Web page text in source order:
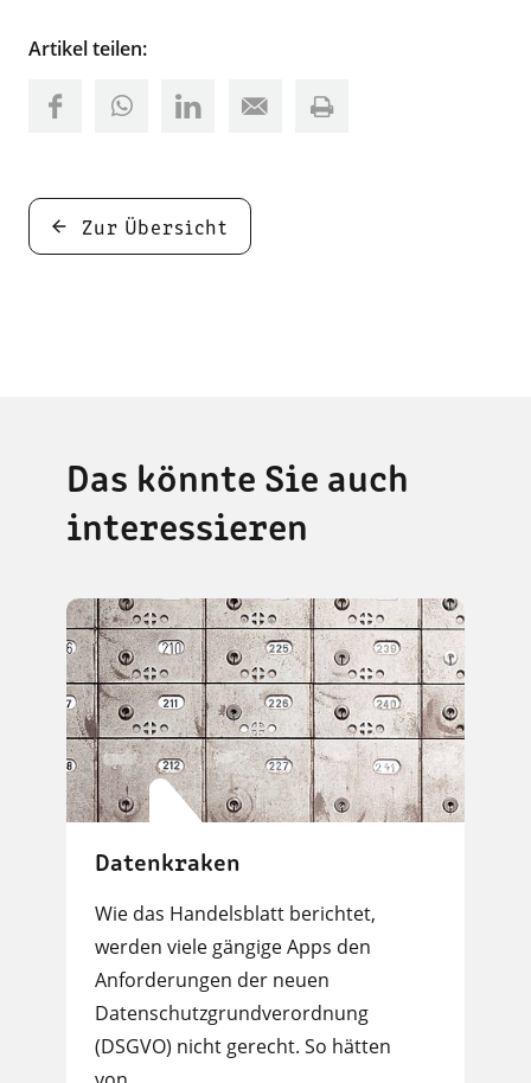
Artikel teilen:
Zur Übersicht
Das könnte Sie auch
interessieren
Datenkraken
Wie das Handelsblatt berichtet,
werden viele gängige Apps den
Anforderungen der neuen
Datenschutzgrundverordnung
(DSGVO) nicht gerecht. So hätten